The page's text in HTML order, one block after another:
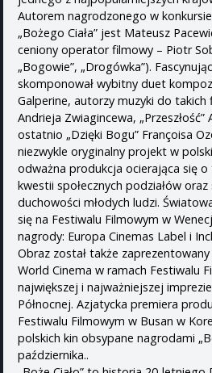
Autorem nagrodzonego w
„Bożego Ciała” jest Mateusz
ceniony operator filmowy – Piotr
„Bogowie”, „Drogówka”).
skomponował wybitny duet
Galperine, autorzy muzyki do takich
Andrieja Zwiagincewa,
ostatnio „Dzięki Bogu” Françoisa
niezwykle oryginalny projekt w
odważna produkcja ocierająca się
kwestii społecznych podziałów
duchowości młodych ludzi.
się na Festiwalu Filmowym w
nagrody: Europa Cinemas Label i
Obraz został także
World Cinema w ramach Festiwalu
największej i najważniejszej
Północnej. Azjatycka premiera
Festiwalu Filmowym w Busan w
polskich kin obsypane nagrodami
października..